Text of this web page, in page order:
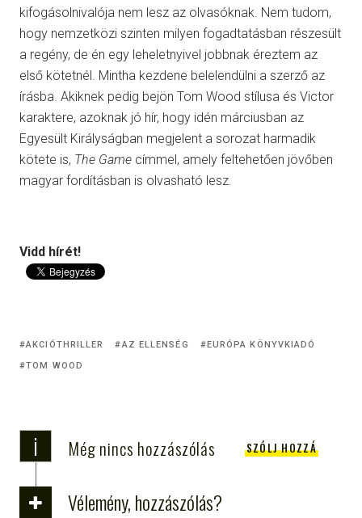
kifogásolnivalója nem lesz az olvasóknak. Nem tudom,
hogy nemzetközi szinten milyen fogadtatásban részesült
a regény, de én egy leheletnyivel jobbnak éreztem az
első kötetnél. Mintha kezdene belelendülni a szerző az
írásba. Akiknek pedig bejön Tom Wood stílusa és Victor
karaktere, azoknak jó hír, hogy idén márciusban az
Egyesült Királyságban megjelent a sorozat harmadik
kötete is, The Game címmel, amely feltehetően jövőben
magyar fordításban is olvasható lesz.
Vidd hírét!
AKCIÓTHRILLER AZ ELLENSÉG
EURÓPA KÖNYVKIADÓ
TOM WOOD
i Még nincs hozzászólás SZÓLJ HOZZÁ
Vélemény, hozzászólás?